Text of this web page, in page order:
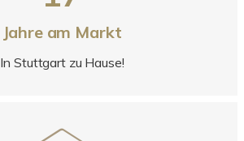
Jahre am Markt
In Stuttgart zu Hause!